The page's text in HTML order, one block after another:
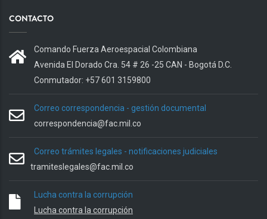
CONTACTO
Comando Fuerza Aeroespacial Colombiana
Avenida El Dorado Cra. 54 # 26 -25 CAN - Bogotá D.C.
Conmutador: +57 601 3159800
Correo correspondencia - gestión documental
correspondencia@fac.mil.co
Correo trámites legales - notificaciones judiciales
tramiteslegales@fac.mil.co
Lucha contra la corrupción
Lucha contra la corrupción